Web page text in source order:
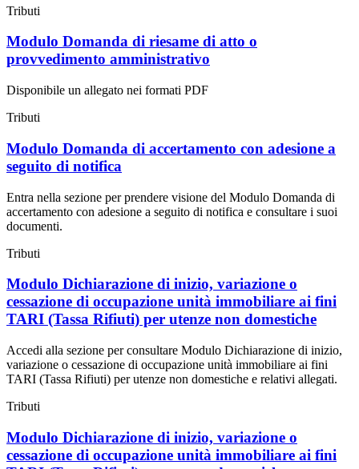
Tributi
Modulo Domanda di riesame di atto o
provvedimento amministrativo
Disponibile un allegato nei formati PDF
Tributi
Modulo Domanda di accertamento con adesione a
seguito di notifica
Entra nella sezione per prendere visione del Modulo Domanda di
accertamento con adesione a seguito di notifica e consultare i suoi
documenti.
Tributi
Modulo Dichiarazione di inizio, variazione o
cessazione di occupazione unità immobiliare ai fini
TARI (Tassa Rifiuti) per utenze non domestiche
Accedi alla sezione per consultare Modulo Dichiarazione di inizio,
variazione o cessazione di occupazione unità immobiliare ai fini
TARI (Tassa Rifiuti) per utenze non domestiche e relativi allegati.
Tributi
Modulo Dichiarazione di inizio, variazione o
cessazione di occupazione unità immobiliare ai fini